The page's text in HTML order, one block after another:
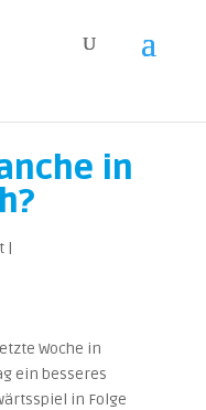
in
|
Woche in
ein besseres
in Folge